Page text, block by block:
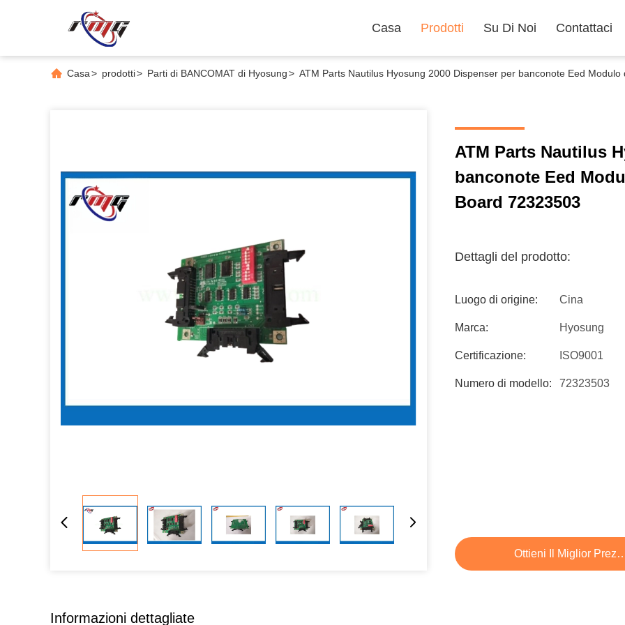
Casa Prodotti Su Di Noi Contattaci
Casa> prodotti> Parti di BANCOMAT di Hyosung> ATM Parts Nautilus Hyosung 2000 Dispenser per banconote Eed
ATM Parts Nautilus
banconote Eed
Board 72323503
Dettagli del prodotto:
Luogo di origine: Cina
Marca: Hyosung
Certificazione: ISO9001
Numero di modello: 72323503
Ottieni Il Miglior
Informazioni dettagliate